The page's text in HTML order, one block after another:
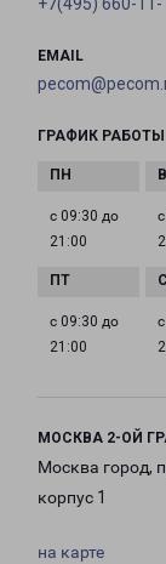
+7(495) 660-11-
EMAIL
ГРАФИК РАБОТЫ
с 09:30 до
21:00
с 09:30 до
21:00
МОСКВА 2-ОЙ
Москва город,
корпус 1
на карте